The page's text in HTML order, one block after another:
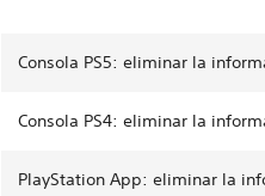
Consola PS5: eliminar la
Consola PS4: eliminar la
PlayStation App: eliminar la